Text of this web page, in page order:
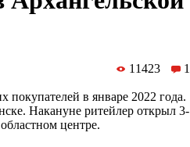
11423 1
покупателей в январе 2022 года.
Накануне ритейлер открыл 3-
центре.